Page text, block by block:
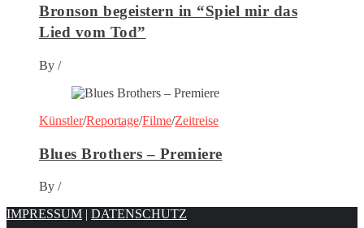
Bronson begeistern in “Spiel mir das
Lied vom Tod”
By /
Künstler/Reportage/Filme/Zeitreise
Blues Brothers – Premiere
By /
IMPRESSUM | DATENSCHUTZ